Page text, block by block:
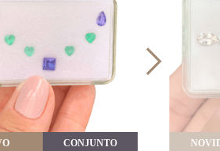
CONJUNTO